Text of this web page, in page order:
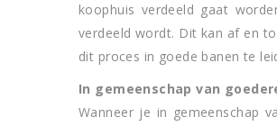
koophuis verdeeld gaat
verdeeld wordt. Dit kan af en
dit proces in goede banen te
In gemeenschap van
Wanneer je in gemeenschap